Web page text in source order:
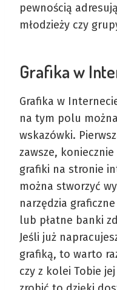
pewnością
młodzieży czy
Grafika w
Grafika w
na tym polu
wskazówki.
zawsze, koniecznie
grafiki na stronie
można stworzyć
narzędzia
lub płatne banki
Jeśli już
grafiką, to warto
czy z kolei Tobie